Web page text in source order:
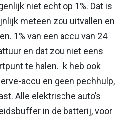
niet echt op 1%. Dat is
meteen zou uitvallen en
1% van een accu van 24
en dat zou niet eens
te halen. Ik heb ook
accu en geen pechhulp,
Alle elektrische auto’s
in de batterij, voor